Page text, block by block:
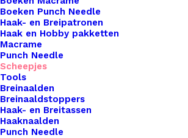
Boeken Punch Needle
Haak- en Breipatronen
Haak en Hobby pakketten
Macrame
Punch Needle
Scheepjes
Tools
Breinaalden
Breinaaldstoppers
Haak- en Breitassen
Haaknaalden
Punch Needle
haakprojecten een stoer en
samenstelling van het garen is 78%
22% Acryl en is verkrijgbaar in 36
Het voorbeeld is gehaakt in de kleur
Lepidolite.
10 op voorraad
Yarn